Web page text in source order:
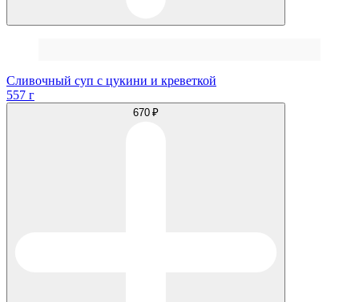
Сливочный суп с цукини и креветкой
557 г
670 ₽